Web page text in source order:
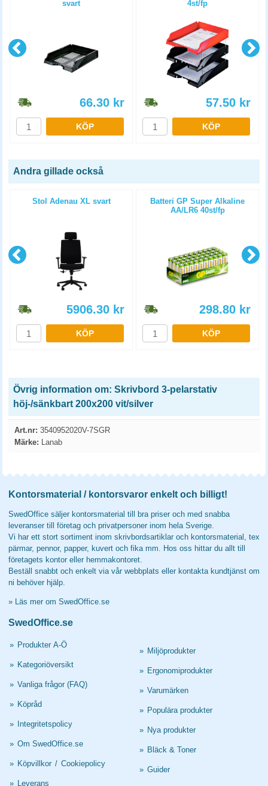
svart
66.30 kr
KÖP
4st/fp
57.50 kr
KÖP
Andra gillade också
Stol Adenau XL svart
5906.30 kr
KÖP
Batteri GP Super Alkaline
AA/LR6 40st/fp
298.80 kr
KÖP
Övrig information om: Skrivbord 3-pelarstativ
höj-/sänkbart 200x200 vit/silver
Art.nr: 3540952020V-7SGR
Märke: Lanab
Kontorsmaterial / kontorsvaror enkelt och billigt!
SwedOffice säljer kontorsmaterial till bra priser och med snabba
leveranser till företag och privatpersoner inom hela Sverige.
Vi har ett stort sortiment inom skrivbordsartiklar och kontorsmaterial, tex
pärmar, pennor, papper, kuvert och fika mm. Hos oss hittar du allt till
företagets kontor eller hemmakontoret.
Beställ snabbt och enkelt via vår webbplats eller kontakta kundtjänst om
ni behöver hjälp.
» Läs mer om SwedOffice.se
SwedOffice.se
» Produkter A-Ö
» Kategoriöversikt
» Vanliga frågor (FAQ)
» Köpråd
» Integritetspolicy
» Om SwedOffice.se
» Köpvillkor / Cookiepolicy
» Leverans
» Miljöprodukter
» Ergonomiprodukter
» Varumärken
» Populära produkter
» Nya produkter
» Bläck & Toner
» Guider